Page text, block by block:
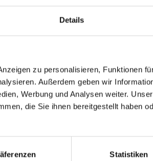
Details
zu personalisieren, Funktionen
Außerdem geben wir
Werbung und Analysen weiter.
die Sie ihnen bereitgestellt haben
Statistiken